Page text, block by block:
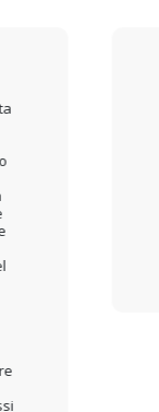
"Amo la
in
meglio
cui sono